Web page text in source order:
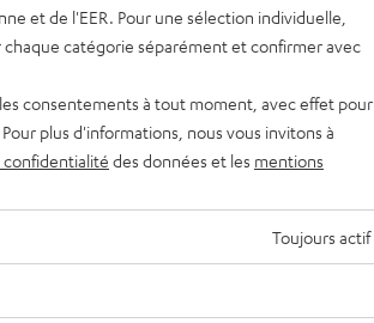
et de l'EER. Pour une sélection individuelle,
catégorie séparément et confirmer avec
consentements à tout moment, avec effet pour
plus d'informations, nous vous invitons à
des données et les mentions
Toujours actif